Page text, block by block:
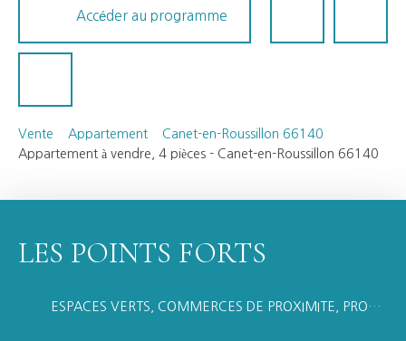
Accéder au programme
Vente Appartement
Canet-en-Roussillon 66140
Appartement à vendre, 4 pièces - Canet-en-Roussillon 66140
LES POINTS FORTS
ESPACES VERTS, COMMERCES DE PROXIMITE, PROXIMITE MER